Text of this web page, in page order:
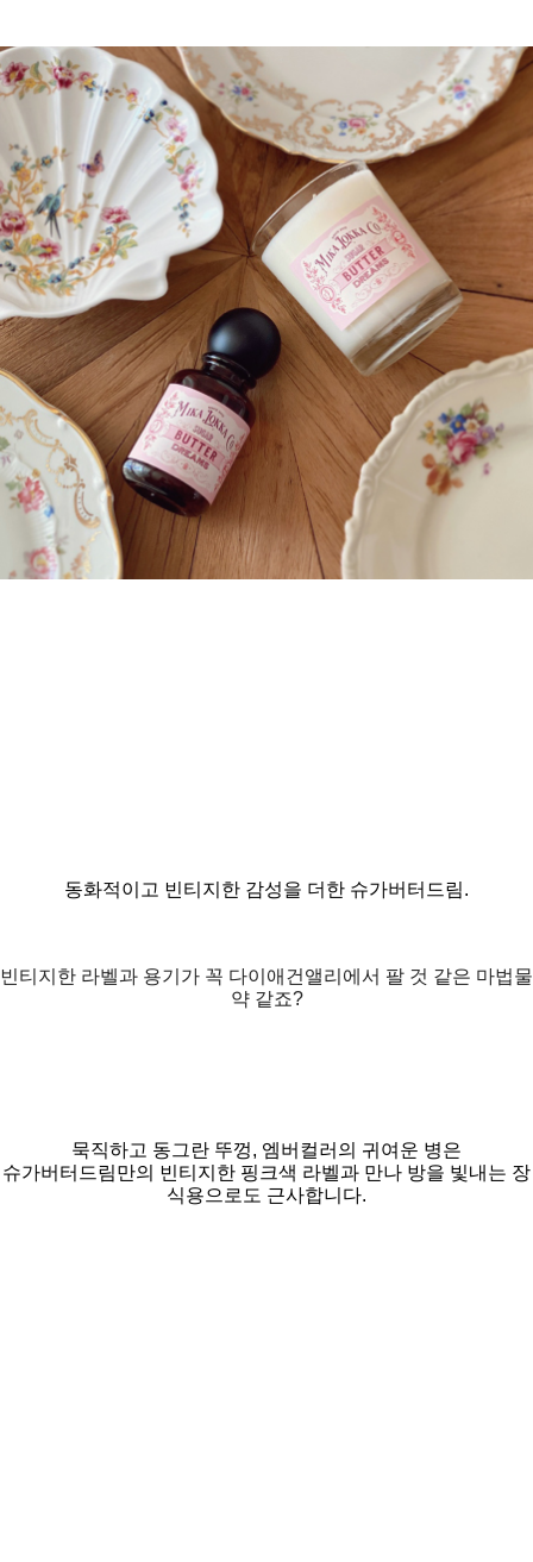
동화적이고 빈티지한 감성을 더한 슈가버터드림.
빈티지한 라벨과 용기가 꼭 다이애건앨리에서 팔 것 같은 마법물
약 같죠?
묵직하고 동그란 뚜껑, 엠버컬러의 귀여운 병은
슈가버터드림만의 빈티지한 핑크색 라벨과 만나 방을 빛내는 장
식용으로도 근사합니다.